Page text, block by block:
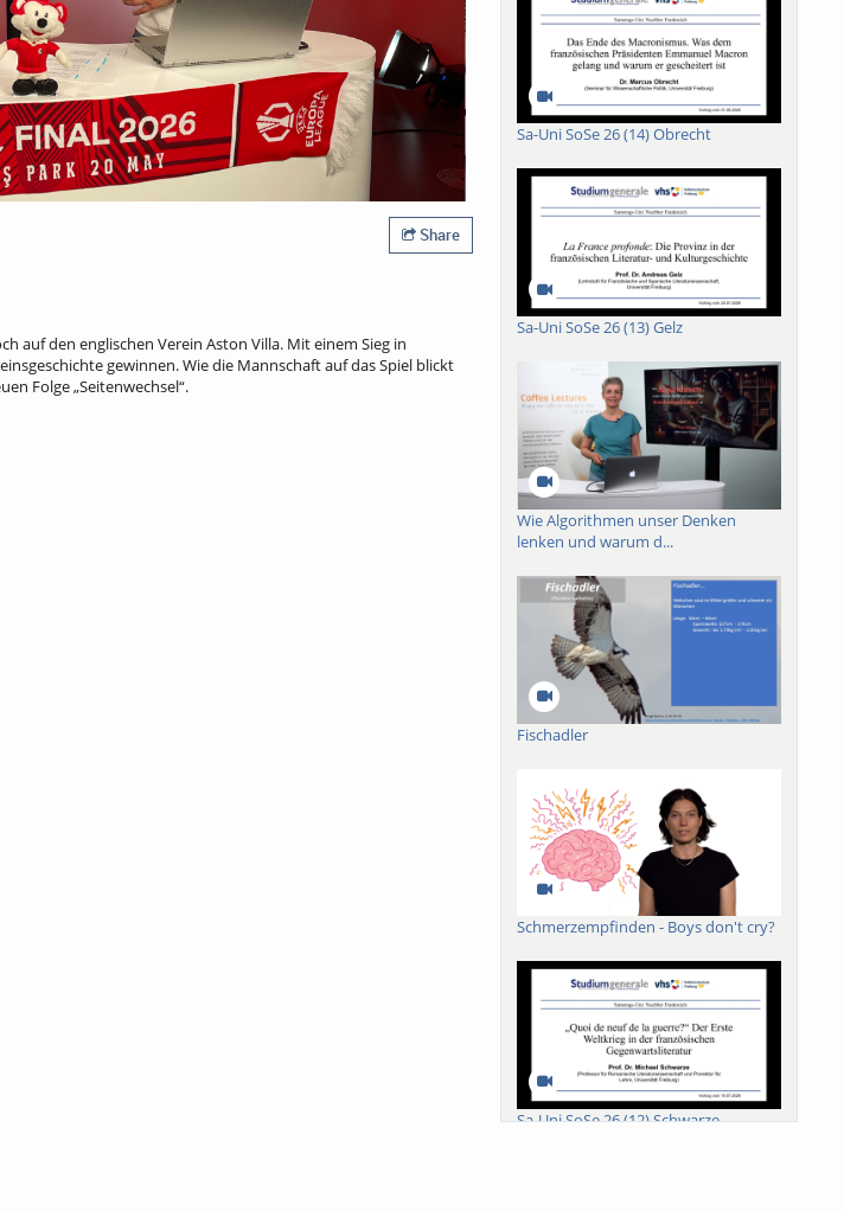
Share
auf den englischen Verein Aston Villa. Mit einem Sieg in
gewinnen. Wie die Mannschaft auf das Spiel blickt
Folge „Seitenwechsel“.
Sa-Uni SoSe 26 (14) Obrecht
Sa-Uni SoSe 26 (13) Gelz
Wie Algorithmen unser Denken
lenken und warum d...
Fischadler
Schmerzempfinden - Boys don't cry?
Sa-Uni SoSe 26 (12) Schwarze